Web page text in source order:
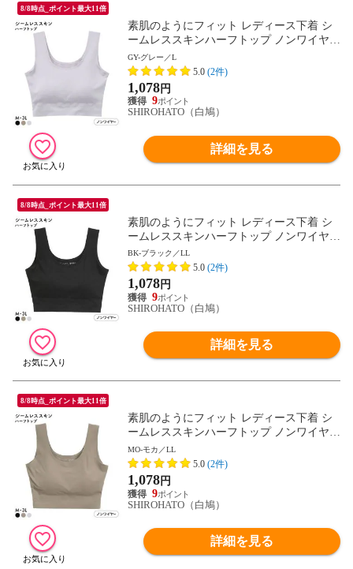
8/8時点_ポイント最大11倍
素肌のようにフィット レディース下着 シ
ームレススキンハーフトップ ノンワイヤー
ブラジャー M L LL 3L 大きいサイズ リラ
ックス ナイトブラ 単品
GY-グレー／L
5.0 (2件)
1,078円
9
SHIROHATO（白鳩）
詳細を見る
8/8時点_ポイント最大11倍
素肌のようにフィット レディース下着 シ
ームレススキンハーフトップ ノンワイヤー
ブラジャー M L LL 3L 大きいサイズ リラ
ックス ナイトブラ 単品
BK-ブラック／LL
5.0 (2件)
1,078円
9
SHIROHATO（白鳩）
詳細を見る
8/8時点_ポイント最大11倍
素肌のようにフィット レディース下着 シ
ームレススキンハーフトップ ノンワイヤー
ブラジャー M L LL 3L 大きいサイズ リラ
ックス ナイトブラ 単品
MO-モカ／LL
5.0 (2件)
1,078円
9
SHIROHATO（白鳩）
詳細を見る